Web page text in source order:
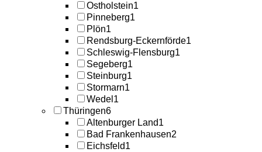
Ostholstein1
Pinneberg1
Plön1
Rendsburg-Eckernförde1
Schleswig-Flensburg1
Segeberg1
Steinburg1
Stormarn1
Wedel 1
Thüringen6
Altenburger Land1
Bad Frankenhausen2
Eichsfeld1